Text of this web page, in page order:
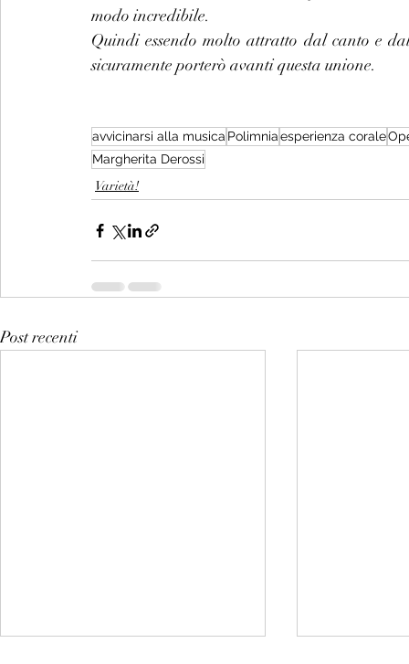
modo incredibile.
Quindi essendo molto attratto dal canto e
sicuramente porterò avanti questa unione.
avvicinarsi alla musica Polimniaesperienza corale
Margherita Derossi
Varietà!
Post recenti